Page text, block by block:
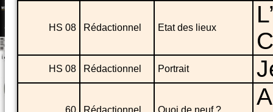
HS 08 Rédactionnel Etat des lieux
HS 08 Rédactionnel Portrait
60 Rédactionnel Quoi de neuf ?